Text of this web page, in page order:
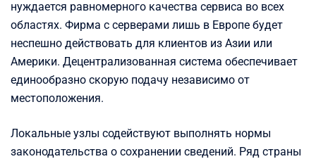
нуждается равномерного качества сервиса во всех
областях. Фирма с серверами лишь в Европе будет
неспешно действовать для клиентов из Азии или
Америки. Децентрализованная система обеспечивает
единообразно скорую подачу независимо от
местоположения.
Локальные узлы содействуют выполнять нормы
законодательства о сохранении сведений. Ряд страны